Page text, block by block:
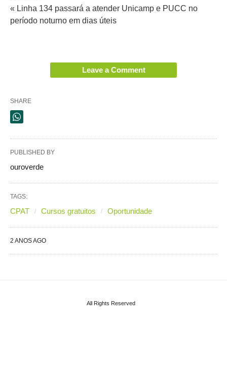
« Linha 134 passará a atender Unicamp e PUCC no
período noturno em dias úteis
Leave a Comment
SHARE
PUBLISHED BY
ouroverde
TAGS:
CPAT Cursos gratuitos Oportunidade
2 ANOS AGO
All Rights Reserved